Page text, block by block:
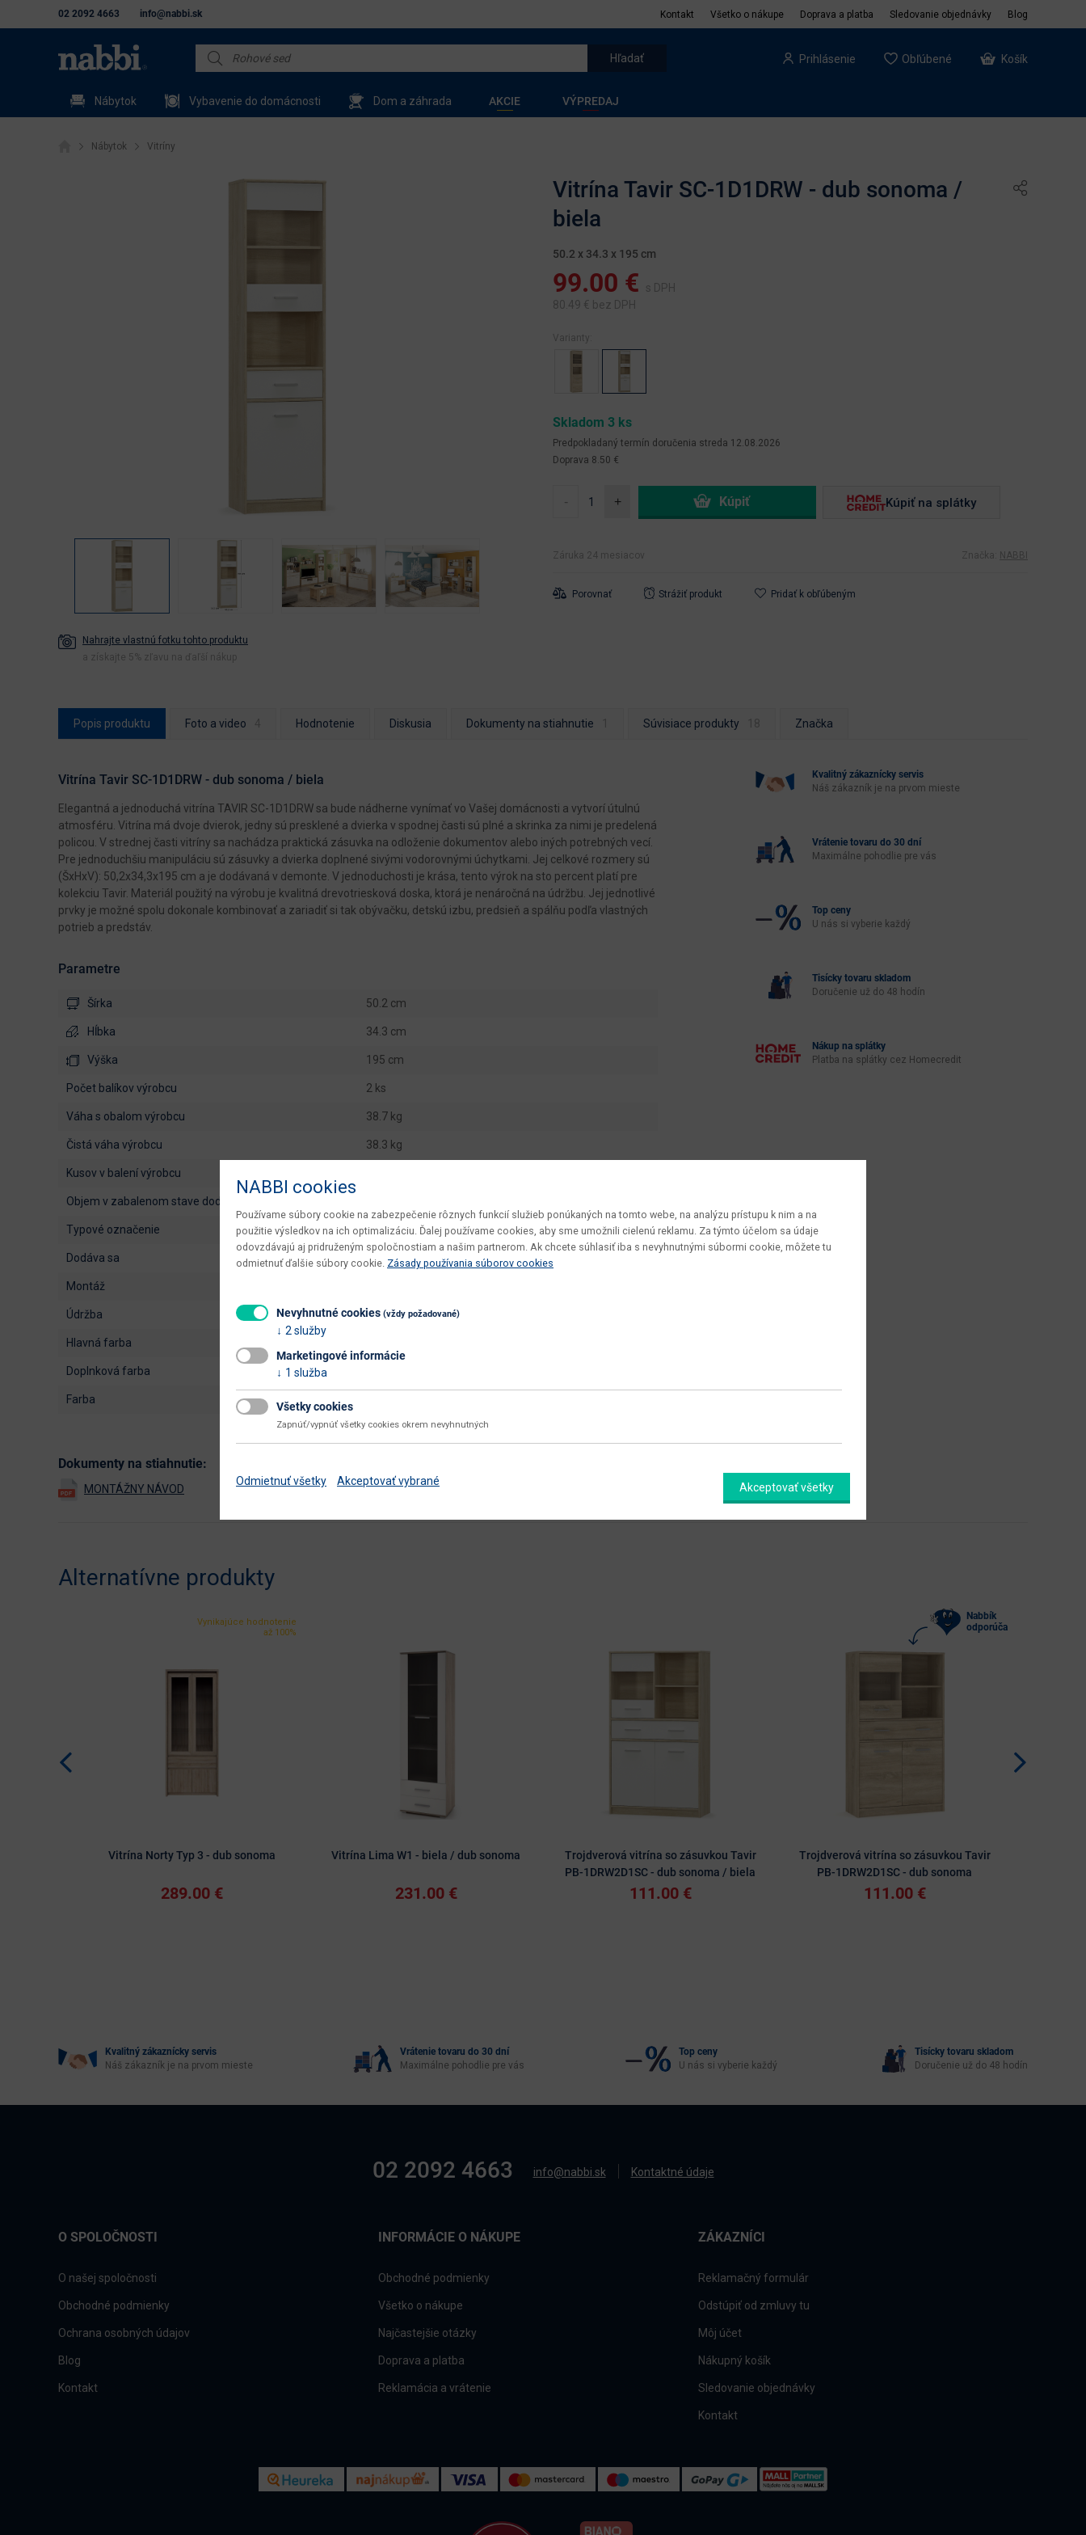
02 2092 4663 info@nabbi.sk Kontakt Všetko o nákupe Doprava a platba Sledovanie objednávky Blog
Prihlásenie Obľúbené Košík
Nábytok Vybavenie do domácnosti Dom a záhrada AKCIE VÝPREDAJ
Nábytok Vitríny
Nahrajte vlastnú fotku tohto produktu
a získajte 5% zľavu na ďaľší nákup
Vitrína Tavir SC-1D1DRW - dub sonoma /
biela
50.2 x 34.3 x 195 cm
99.00 €
s DPH
80.49 € bez DPH
Varianty:
Skladom 3 ks
Predpokladaný termín doručenia streda 12.08.2026
Doprava 8.50 €
- + Kúpiť na splátky
Záruka 24 mesiacov Značka: NABBI
Porovnať Strážiť produkt Pridať k obľúbeným
Popis produktu Foto a video Hodnotenie Diskusia Dokumenty na stiahnutie Súvisiace produkty Značka
Vitrína Tavir SC-1D1DRW - dub sonoma / biela
Elegantná a jednoduchá vitrína TAVIR SC-1D1DRW sa bude nádherne vynímať vo Vašej domácnosti a vytvorí útulnú
atmosféru. Vitrína má dvoje dvierok, jedny sú presklené a dvierka v spodnej časti sú plné a skrinka za nimi je predelená
policou. V strednej časti vitríny sa nachádza praktická zásuvka na odloženie dokumentov alebo iných potrebných vecí.
Pre jednoduchšiu manipuláciu sú zásuvky a dvierka doplnené sivými vodorovnými úchytkami. Jej celkové rozmery sú
(ŠxHxV): 50,2x34,3x195 cm a je dodávaná v demonte. V jednoduchosti je krása, tento výrok na sto percent platí pre
kolekciu Tavir. Materiál použitý na výrobu je kvalitná drevotriesková doska, ktorá je nenáročná na údržbu. Jej jednotlivé
prvky je možné spolu dokonale kombinovať a zariadiť si tak obývačku, detskú izbu, predsieň a spálňu podľa vlastných
potrieb a predstáv.
Parametre
Šírka 50.2 cm
Hĺbka 34.3 cm
Výška 195 cm
počet balíkov výrobcu 2 ks
váha s obalom výrobcu 38.7 kg
čistá váha výrobcu 38.3 kg
kusov v balení výrobcu
objem v zabalenom stave dodávateľa
typové označenie Tavir SC-1D1DRW
dodáva sa v demonte
montáž
údržba utierať navlhko
hlavná farba
doplnková farba
farba
Dokumenty na stiahnutie:
Kvalitný zákaznícky servis
Náš zákazník je na prvom mieste
Vrátenie tovaru do 30 dní
Maximálne pohodlie pre vás
Top ceny
U nás si vyberie každý
Tisícky tovaru skladom
Doručenie už do 48 hodín
Nákup na splátky
Platba na splátky cez Homecredit
Alternatívne produkty
Vynikajúce hodnotenie
až 100%
Vitrína Norty Typ 3 - dub sonoma
289.00 €
Vitrína Lima W1 - biela / dub sonoma
231.00 €
Trojdverová vitrína so zásuvkou Tavir
PB-1DRW2D1SC - dub sonoma / biela
111.00 €
Nabbík
odporúča
Trojdverová vitrína so zásuvkou Tavir
PB-1DRW2D1SC - dub sonoma
111.00 €
Kvalitný zákaznícky servis
Náš zákazník je na prvom mieste
Vrátenie tovaru do 30 dní
Maximálne pohodlie pre vás
Top ceny
U nás si vyberie každý
Tisícky tovaru skladom
Doručenie už do 48 hodín
02 2092 4663 info@nabbi.sk Kontaktné údaje
O SPOLOČNOSTI
O našej spoločnosti
Obchodné podmienky
Ochrana osobných údajov
Blog
Kontakt
INFORMÁCIE O NÁKUPE
Obchodné podmienky
Všetko o nákupe
Najčastejšie otázky
Doprava a platba
Reklamácia a vrátenie
ZÁKAZNÍCI
Reklamačný formulár
Odstúpiť od zmluvy tu
Môj účet
Nákupný košík
Sledovanie objednávky
Kontakt
NABBI cookies
Používame súbory cookie na zabezpečenie rôznych funkcií služieb ponúkaných na tomto webe, na analýzu prístupu k nim a na
použitie výsledkov na ich optimalizáciu. Ďalej používame cookies, aby sme umožnili cielenú reklamu. Za týmto účelom sa údaje
odovzdávajú aj pridruženým spoločnostiam a našim partnerom. Ak chcete súhlasiť iba s nevyhnutnými súbormi cookie, môžete tu
odmietnuť ďalšie súbory cookie. Zásady používania súborov cookies
Nevyhnutné cookies (vždy požadované)
2 služby
Marketingové informácie
1 služba
Všetky cookies
Zapnúť/vypnúť všetky cookies okrem nevyhnutných
Odmietnuť všetky Akceptovať vybrané Akceptovať všetky